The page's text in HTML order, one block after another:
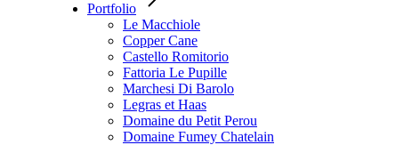
Portfolio
Le Macchiole
Copper Cane
Castello Romitorio
Fattoria Le Pupille
Marchesi Di Barolo
Legras et Haas
Domaine du Petit Perou
Domaine Fumey Chatelain